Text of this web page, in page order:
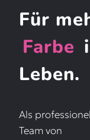
Für
Farbe
Leben.
Als
Team von